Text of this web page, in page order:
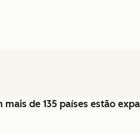
de 135 países estão